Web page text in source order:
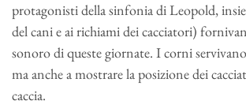
protagonisti della sinfonia di Leopold,
del cani e ai richiami dei cacciatori)
sonoro di queste giornate. I corni
ma anche a mostrare la posizione dei
caccia.